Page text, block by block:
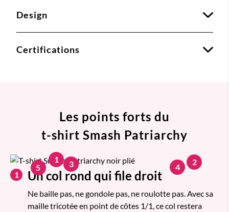
Design
Certifications
Les points forts du
t-shirt Smash Patriarchy
1 Un col rond qui file droit
Ne baille pas, ne gondole pas, ne roulotte pas. Avec sa
maille tricotée en point de côtes 1/1, ce col restera
1 2
3 4
5